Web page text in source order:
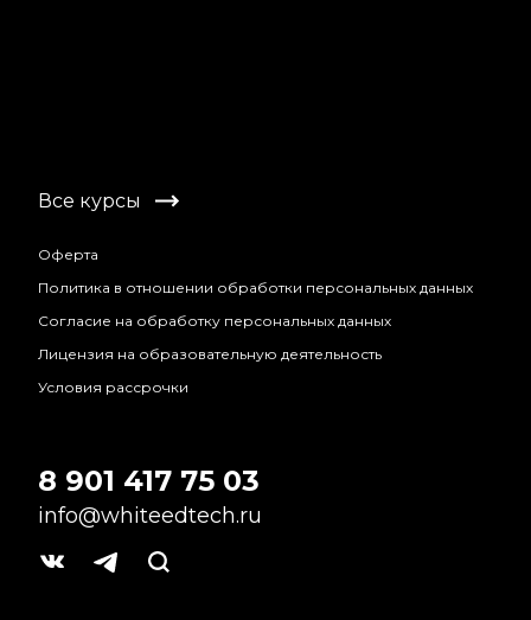
Все курсы
Оферта
Политика в отношении обработки персональных данных
Согласие на обработку персональных данных
Лицензия на образовательную деятельность
Условия рассрочки
8 901 417 75 03
info@whiteedtech.ru